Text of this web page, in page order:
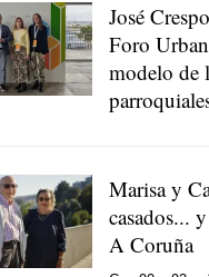
José
Foro
modelo de
Marisa y
casados...
A Coruña